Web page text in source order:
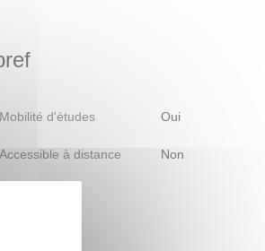
Mobilité d'études Oui
Accessible à distance Non